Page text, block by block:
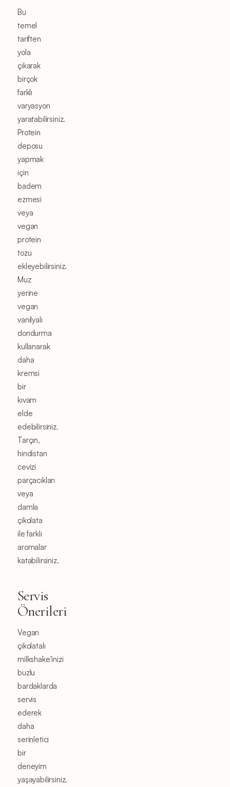
Bu
temel
tariften
yola
çıkarak
birçok
farklı
varyasyon
yaratabilirsiniz.
Protein
deposu
yapmak
için
badem
ezmesi
veya
vegan
protein
tozu
ekleyebilirsiniz.
Muz
yerine
vegan
vanilyalı
dondurma
kullanarak
daha
kremsi
bir
kıvam
elde
edebilirsiniz.
Tarçın,
hindistan
cevizi
parçacıkları
veya
damla
çikolata
ile farklı
aromalar
katabilirsiniz.
Servis
Önerileri
Vegan
çikolatalı
milkshake'inizi
buzlu
bardaklarda
servis
ederek
daha
serinletici
bir
deneyim
yaşayabilirsiniz.